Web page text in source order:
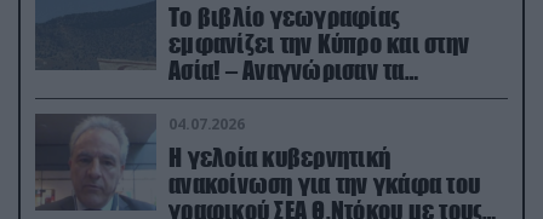
Το βιβλίο γεωγραφίας
εμφανίζει την Κύπρο και στην
Ασία! – Αναγνώρισαν τα
κατεχόμενα; (φωτο)
04.07.2026
Η γελοία κυβερνητική
ανακοίνωση για την γκάφα του
γραφικού ΣΕΑ Θ.Ντόκου με τους